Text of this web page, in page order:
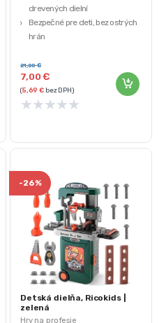
drevených dielní
Bezpečné pre deti, bez ostrých
hrán
fantáziu
Vrátane 9 položiek
7,00€
21,00€
(5,69€ bez DPH)
★★★★★
Hry na profesie
-26%
Detská dielňa, Ricokids |
zelená